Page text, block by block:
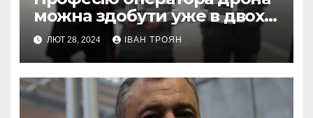
можна здобути уже в двох
профтехах Львівщини
ЛЮТ 28, 2024 ІВАН ТРОЯН